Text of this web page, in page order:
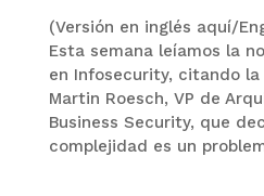
(Versión en inglés aquí/
Esta semana leíamos la
en Infosecurity, citando
Martin Roesch, VP de
Business Security, que
complejidad es un